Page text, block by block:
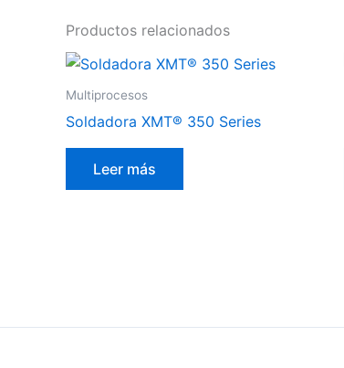
Productos relacionados
Multiprocesos
Soldadora XMT® 350 Series
Leer más